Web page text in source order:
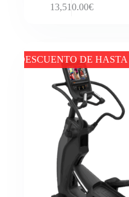
13,510.00€
DESCUENTO DE